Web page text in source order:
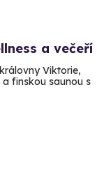
a večeří
Viktorie,
finskou saunou s